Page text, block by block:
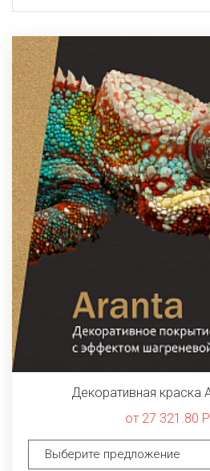
Декоративная краска
от 27 321.80